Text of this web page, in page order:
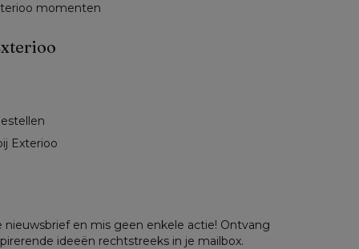
momenten
Exterioo
nieuwsbrief en mis geen enkele actie! Ontvang
ideeën rechtstreeks in je mailbox.